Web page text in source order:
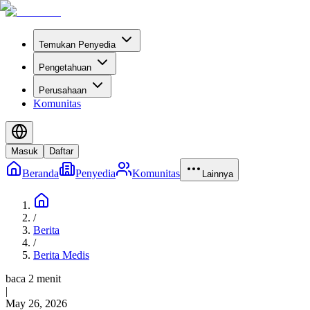
Temukan Penyedia
Pengetahuan
Perusahaan
Komunitas
Masuk Daftar
Beranda Penyedia Komunitas Lainnya
/
Berita
/
Berita Medis
baca 2 menit
|
May 26, 2026